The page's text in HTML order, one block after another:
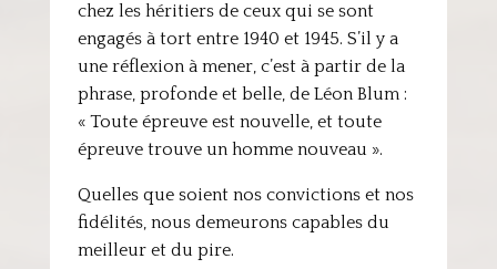
chez les héritiers de ceux qui se sont
engagés à tort entre 1940 et 1945. S’il y a
une réflexion à mener, c’est à partir de la
phrase, profonde et belle, de Léon Blum :
« Toute épreuve est nouvelle, et toute
épreuve trouve un homme nouveau ».
Quelles que soient nos convictions et nos
fidélités, nous demeurons capables du
meilleur et du pire.